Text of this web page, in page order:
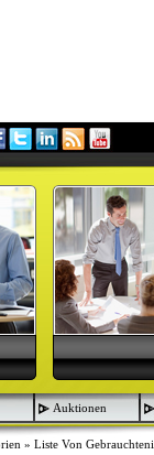
Auktionen
» Liste Von